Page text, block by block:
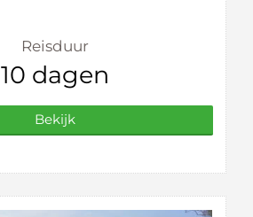
Reisduur
10 dagen
Bekijk